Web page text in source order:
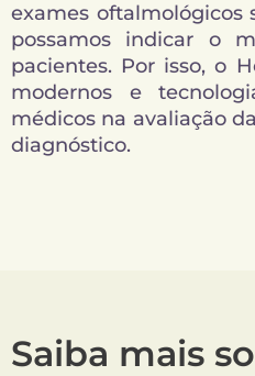
exames oftalmológicos
possamos indicar o
pacientes. Por isso, o
modernos e
médicos na avaliação
diagnóstico.
Saiba mais